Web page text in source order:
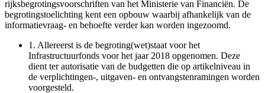
rijksbegrotingsvoorschriften van het Ministerie van Financiën. De
begrotingstoelichting kent een opbouw waarbij afhankelijk van de
informatievraag- en behoefte verder kan worden ingezoomd.
1. Allereerst is de begroting(wet)staat voor het
Infrastructuurfonds voor het jaar 2018 opgenomen. Deze
dient ter autorisatie van de budgetten die op artikelniveau in
de verplichtingen-, uitgaven- en ontvangstenramingen worden
voorgesteld.